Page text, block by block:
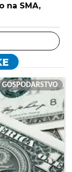
na SMA,
GOSPODARSTVO